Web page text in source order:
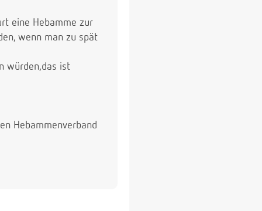
eine Hebamme zur
wenn man zu spät
würden,das ist
Hebammenverband